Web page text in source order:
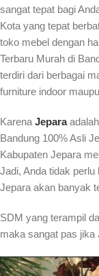
sangat tepat bagi
Kota yang tepat
toko mebel dengan
Terbaru Murah di
terdiri dari berbagai
furniture indoor
KarenaJepara
Bandung 100% Asli
Kabupaten Jepara
Jadi, Anda tidak
Jepara akan banyak
SDM yang terampil
maka sangat pas jika